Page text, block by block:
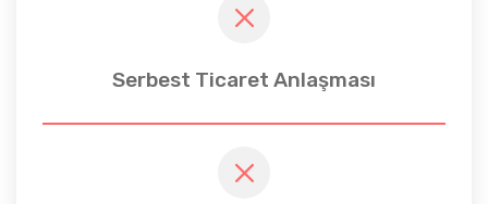
Serbest Ticaret Anlaşması